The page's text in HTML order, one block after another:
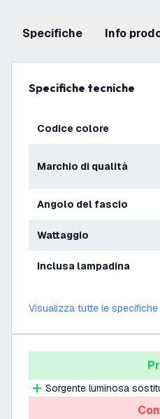
Specifiche info
Specifiche tecniche
Codice colore
Marchio di qualità
Angolo del fascio
Wattaggio
Inclusa lampadina
Visualizza tutte le specifiche
Sorgente luminosa